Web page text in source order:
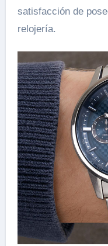
satisfacción de
relojería.